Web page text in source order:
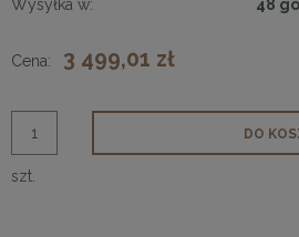
Wysyłka w:
48
Cena: 3 499,01 zł
szt.
DO